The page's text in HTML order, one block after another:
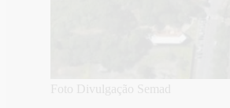
Foto Divulgação Semad